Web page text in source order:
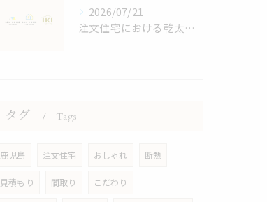
2026/07/21
注文住宅における乾太くんの効果検証
タグ Tags
鹿児島 注文住宅 おしゃれ 断熱
見積もり 間取り こだわり